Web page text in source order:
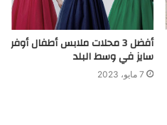
أفضل 3 محلات ملابس أطفال أوفر
سايز في وسط البلد
7 مايو، 2023